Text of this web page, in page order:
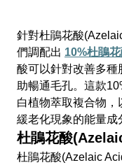
針對杜鵑花酸
們調配出 10%杜鵑
酸可以針對改善多種
助暢通毛孔。這款
白植物萃取複合物，
緩老化現象的能量成
杜鵑花酸
杜鵑花酸(Azelaic